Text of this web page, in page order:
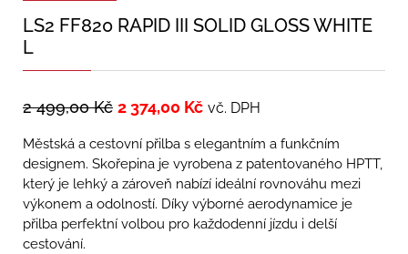
LS2 FF820 RAPID III SOLID GLOSS WHITE
L
2 499,00Kč 2 374,00 Kč vč. DPH
Městská a cestovní přilba s elegantním a funkčním
designem. Skořepina je vyrobena z patentovaného HPTT,
který je lehký a zároveň nabízí ideální rovnováhu mezi
výkonem a odolností. Díky výborné aerodynamice je
přilba perfektní volbou pro každodenní jízdu i delší
cestování.